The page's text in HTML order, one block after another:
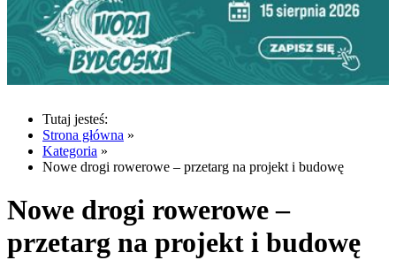
Tutaj jesteś:
Strona główna »
Kategoria »
Nowe drogi rowerowe – przetarg na projekt i budowę
Nowe drogi rowerowe –
przetarg na projekt i budowę